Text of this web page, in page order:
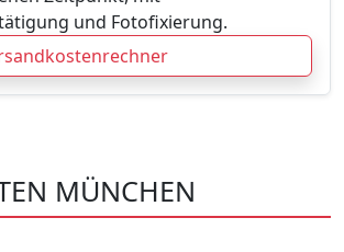
und Fotofixierung.
MÜNCHEN